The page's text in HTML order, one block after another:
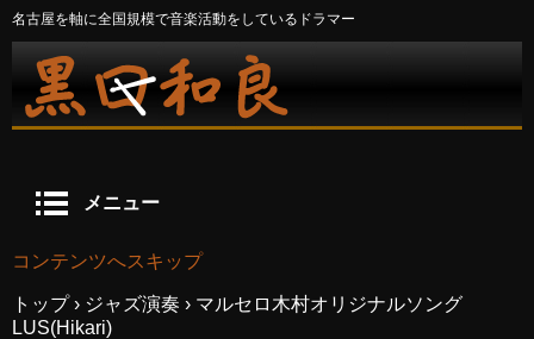
名古屋を軸に全国規模で音楽活動をしているドラマー
メニュー
コンテンツへスキップ
トップ › ジャズ演奏 › マルセロ木村オリジナルソング
LUS(Hikari)